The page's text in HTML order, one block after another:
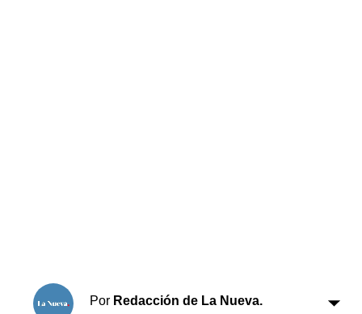
Por Redacción de La Nueva.